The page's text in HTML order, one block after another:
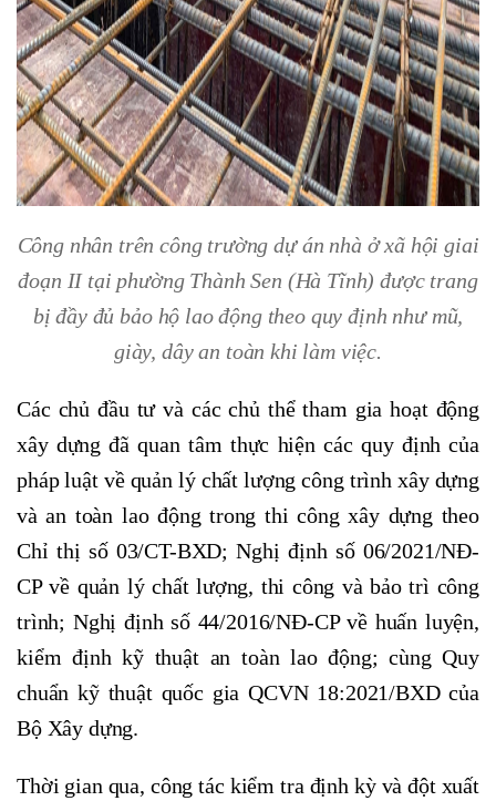
Công nhân trên công trường dự án nhà ở xã hội giai
đoạn II tại phường Thành Sen (Hà Tĩnh) được trang
bị đầy đủ bảo hộ lao động theo quy định như mũ,
giày, dây an toàn khi làm việc.
Các chủ đầu tư và các chủ thể tham gia hoạt động
xây dựng đã quan tâm thực hiện các quy định của
pháp luật về quản lý chất lượng công trình xây dựng
và an toàn lao động trong thi công xây dựng theo
Chỉ thị số 03/CT-BXD; Nghị định số 06/2021/NĐ-
CP về quản lý chất lượng, thi công và bảo trì công
trình; Nghị định số 44/2016/NĐ-CP về huấn luyện,
kiểm định kỹ thuật an toàn lao động; cùng Quy
chuẩn kỹ thuật quốc gia QCVN 18:2021/BXD của
Bộ Xây dựng.
Thời gian qua, công tác kiểm tra định kỳ và đột xuất